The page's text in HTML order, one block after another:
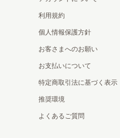
利用規約
個人情報保護方針
お客さまへのお願い
お支払いについて
特定商取引法に基づく表示
推奨環境
よくあるご質問